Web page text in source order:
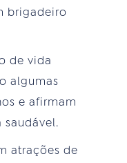
brigadeiro
de vida
algumas
e afirmam
saudável.
atrações de